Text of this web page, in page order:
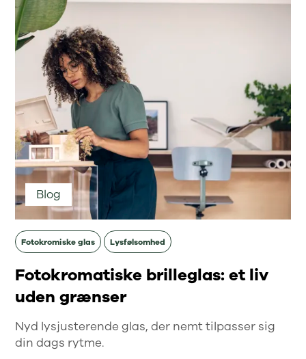
Blog
Fotokromiske glas Lysfølsomhed
Fotokromatiske brilleglas: et liv
uden grænser
Nyd lysjusterende glas, der nemt tilpasser sig
din dags rytme.